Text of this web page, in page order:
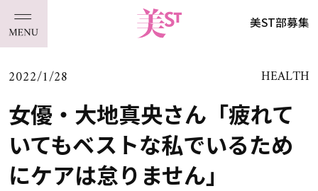
美ST部募集
2022/1/28 HEALTH
女優・大地真央さん「疲れて
いてもベストな私でいるため
にケアは怠りません」